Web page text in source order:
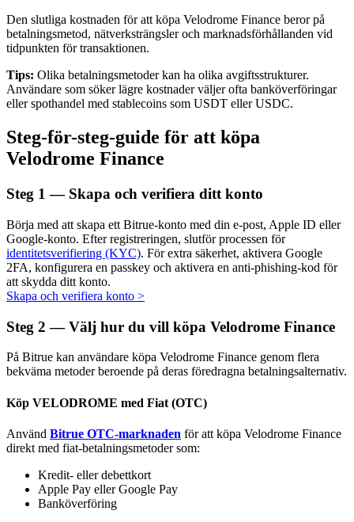
Auto Invest
Ta långsiktig vinst och flexibla intressen
Lär dig Staking
Lär dig mer om att tjäna passiv inkomst
Bitrue
AI
Bitrue Partners
Den slutliga kostnaden för att köpa Velodrome Finance beror på
betalningsmetod, nätverksträngsler och marknadsförhållanden vid
tidpunkten för transaktionen.
Tips: Olika betalningsmetoder kan ha olika avgiftsstrukturer.
Användare som söker lägre kostnader väljer ofta banköverföringar
eller spothandel med stablecoins som USDT eller USDC.
Steg-för-steg-guide för att köpa
Velodrome Finance
Steg 1 — Skapa och verifiera ditt konto
Börja med att skapa ett Bitrue-konto med din e-post, Apple ID eller
Google-konto. Efter registreringen, slutför processen för
identitetsverifiering (KYC). För extra säkerhet, aktivera Google
2FA, konfigurera en passkey och aktivera en anti-phishing-kod för
att skydda ditt konto.
Skapa och verifiera konto >
Steg 2 — Välj hur du vill köpa Velodrome Finance
På Bitrue kan användare köpa Velodrome Finance genom flera
bekväma metoder beroende på deras föredragna betalningsalternativ.
Köp VELODROME med Fiat (OTC)
Använd Bitrue OTC-marknaden för att köpa Velodrome Finance
direkt med fiat-betalningsmetoder som:
Kredit- eller debettkort
Apple Pay eller Google Pay
Banköverföring